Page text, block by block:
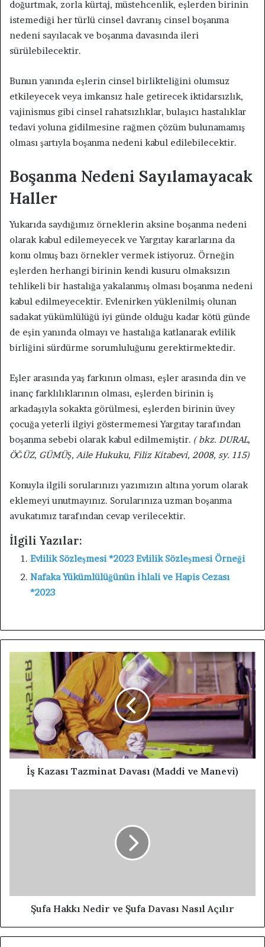
doğurtmak, zorla kürtaj, müstehcenlik, eşlerden birinin
istemediği her türlü cinsel davranış cinsel boşanma
nedeni sayılacak ve boşanma davasında ileri
sürülebilecektir.
Bunun yanında eşlerin cinsel birlikteliğini olumsuz
etkileyecek veya imkansız hale getirecek iktidarsızlık,
vajinismus gibi cinsel rahatsızlıklar, bulaşıcı hastalıklar
tedavi yoluna gidilmesine rağmen çözüm bulunamamış
olması şartıyla boşanma nedeni kabul edilebilecektir.
Boşanma Nedeni Sayılamayacak
Haller
Yukarıda saydığımız örneklerin aksine boşanma nedeni
olarak kabul edilemeyecek ve Yargıtay kararlarına da
konu olmuş bazı örnekler vermek istiyoruz. Örneğin
eşlerden herhangi birinin kendi kusuru olmaksızın
tehlikeli bir hastalığa yakalanmış olması boşanma nedeni
kabul edilmeyecektir. Evlenirken yüklenilmiş olunan
sadakat yükümlülüğü iyi günde olduğu kadar kötü günde
de eşin yanında olmayı ve hastalığa katlanarak evlilik
birliğini sürdürme sorumluluğunu gerektirmektedir.
Eşler arasında yaş farkının olması, eşler arasında din ve
inanç farklılıklarının olması, eşlerden birinin iş
arkadaşıyla sokakta görülmesi, eşlerden birinin üvey
çocuğa yeterli ilgiyi göstermemesi Yargıtay tarafından
boşanma sebebi olarak kabul edilmemiştir. ( bkz. DURAL,
ÖĞÜZ, GÜMÜŞ, Aile Hukuku, Filiz Kitabevi, 2008, sy. 115)
Konuyla ilgili sorularınızı yazımızın altına yorum olarak
eklemeyi unutmayınız. Sorularınıza uzman boşanma
avukatımız tarafından cevap verilecektir.
İlgili Yazılar:
Evlilik Sözleşmesi *2023 Evlilik Sözleşmesi Örneği
Nafaka Yükümlülüğünün İhlali ve Hapis Cezası
*2023
İş Kazası Tazminat Davası (Maddi ve Manevi)
Şufa Hakkı Nedir ve Şufa Davası Nasıl Açılır